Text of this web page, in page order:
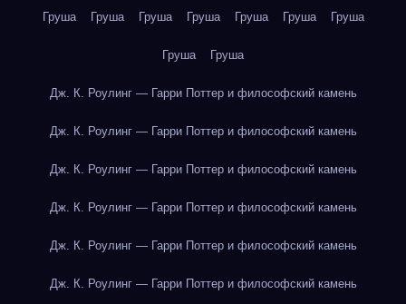
Груша Груша Груша Груша Груша Груша Груша
Груша Груша
Дж. К. Роулинг — Гарри Поттер и философский камень
Дж. К. Роулинг — Гарри Поттер и философский камень
Дж. К. Роулинг — Гарри Поттер и философский камень
Дж. К. Роулинг — Гарри Поттер и философский камень
Дж. К. Роулинг — Гарри Поттер и философский камень
Дж. К. Роулинг — Гарри Поттер и философский камень